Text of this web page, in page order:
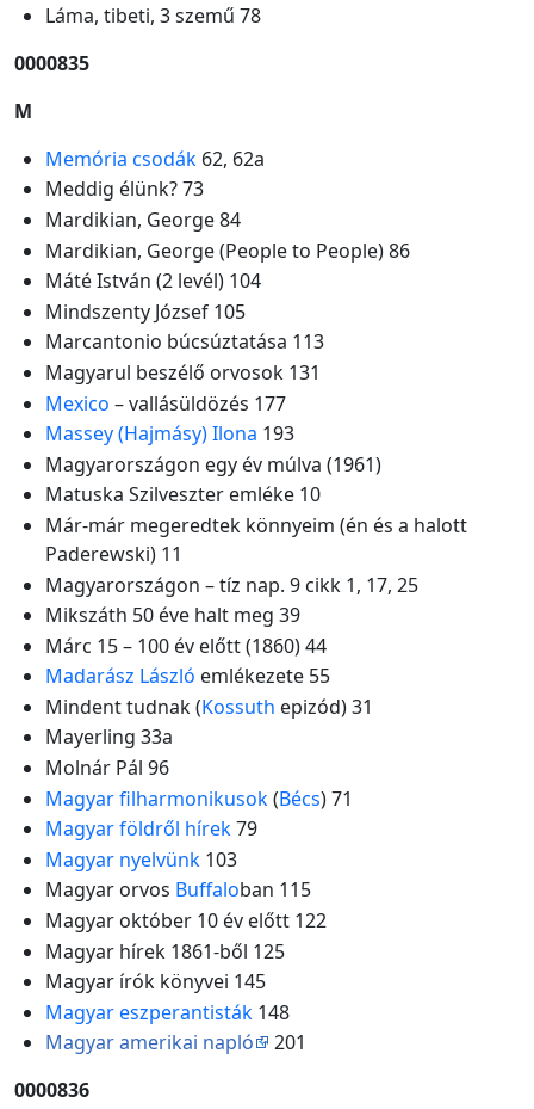
Láma, tibeti, 3 szemű 78
0000835
M
Memória csodák62, 62a
Meddig élünk? 73
Mardikian, George 84
Mardikian, George (People to People) 86
Máté István (2 levél) 104
Mindszenty József 105
Marcantonio búcsúztatása 113
Magyarul beszélő orvosok 131
Mexico – vallásüldözés 177
Massey (Hajmásy) Ilona 193
Magyarországon egy év múlva (1961)
Matuska Szilveszter emléke 10
Már-már megeredtek könnyeim (én és a halott
Paderewski) 11
Magyarországon – tíz nap. 9 cikk 1, 17, 25
Mikszáth 50 éve halt meg 39
Márc 15 – 100 év előtt (1860) 44
Madarász László emlékezete 55
Mindent tudnak (Kossuth epizód) 31
Mayerling 33a
Molnár Pál 96
Magyar filharmonikusok(Bécs) 71
Magyar földről hírek79
Magyar nyelvünk103
Magyar orvos Buffaloban 115
Magyar október 10 év előtt 122
Magyar hírek 1861-ből 125
Magyar írók könyvei 145
Magyar eszperantisták148
Magyar amerikai napló
201
0000836